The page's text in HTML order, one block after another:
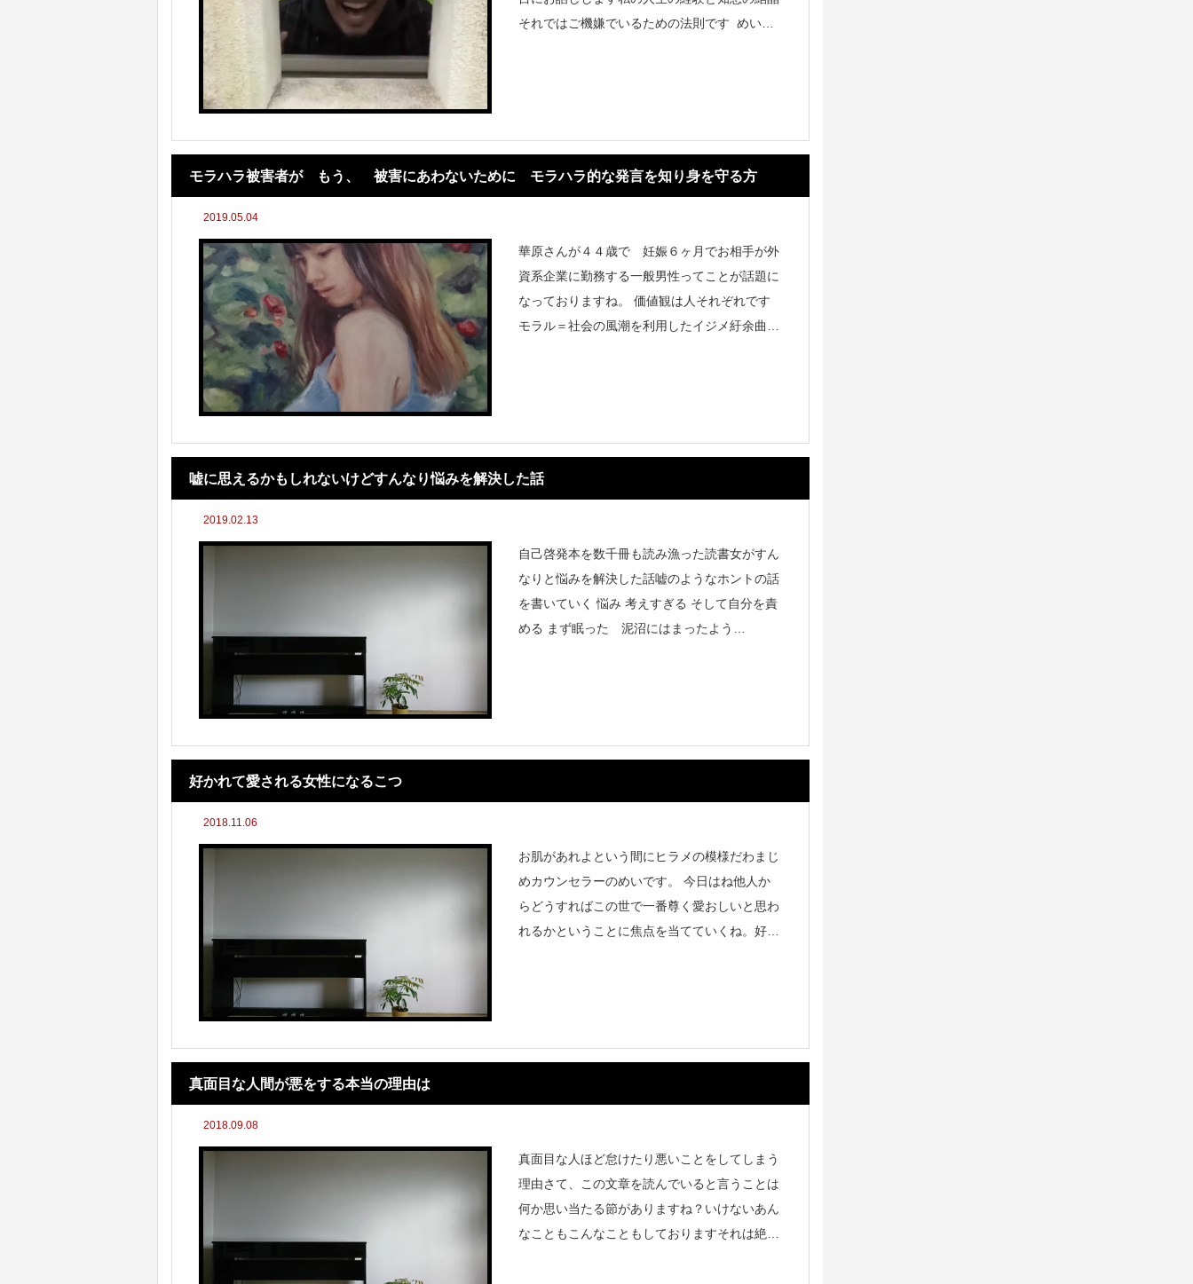
それではご機嫌でいるための法則です めいの
モラハラ被害者が もう、 被害にあわないために モラハラ的な発言を知り身を守る方
2019.05.04
華原さんが４４歳で 妊娠６ヶ月でお相手が外
資系企業に勤務する一般男性ってことが話題に
なっておりますね。 価値観は人それぞれです
モラル＝社会の風潮を利用したイジメ紆余曲折
嘘に思えるかもしれないけどすんなり悩みを解決した話
2019.02.13
自己啓発本を数千冊も読み漁った読書女がすん
なりと悩みを解決した話嘘のようなホントの話
を書いていく 悩み 考えすぎる そして自分を責
める まず眠った 泥沼にはまったよう
好かれて愛される女性になるこつ
2018.11.06
お肌があれよという間にヒラメの模様だわまじ
めカウンセラーのめいです。 今日はね他人か
らどうすればこの世で一番尊く愛おしいと思わ
れるかということに焦点を当てていくね。好き
真面目な人間が悪をする本当の理由は
2018.09.08
真面目な人ほど怠けたり悪いことをしてしまう
理由さて、この文章を読んでいると言うことは
何か思い当たる節がありますね？いけないあん
なこともこんなこともしておりますそれは絶対